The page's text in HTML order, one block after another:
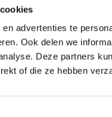
advertenties te
Ook delen we
Deze partners
of die ze hebben